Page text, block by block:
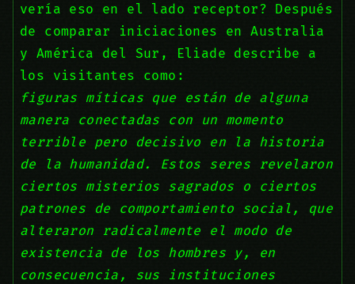
vería eso en el lado receptor? Después
de comparar iniciaciones en Australia
y América del Sur, Eliade describe a
los visitantes como:
figuras míticas que están de alguna
manera conectadas con un momento
terrible pero decisivo en la historia
de la humanidad. Estos seres revelaron
ciertos misterios sagrados o ciertos
patrones de comportamiento social, que
alteraron radicalmente el modo de
existencia de los hombres y, en
consecuencia, sus instituciones